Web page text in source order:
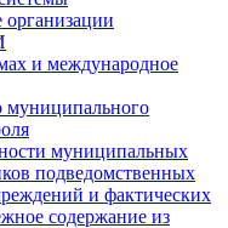
и международное
муниципального
муниципальных
подведомственных
и фактических
содержание из